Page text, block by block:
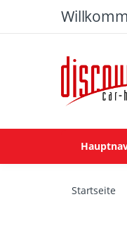
Startseite